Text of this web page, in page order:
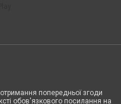
попередньої згоди
обов'язкового посилання на